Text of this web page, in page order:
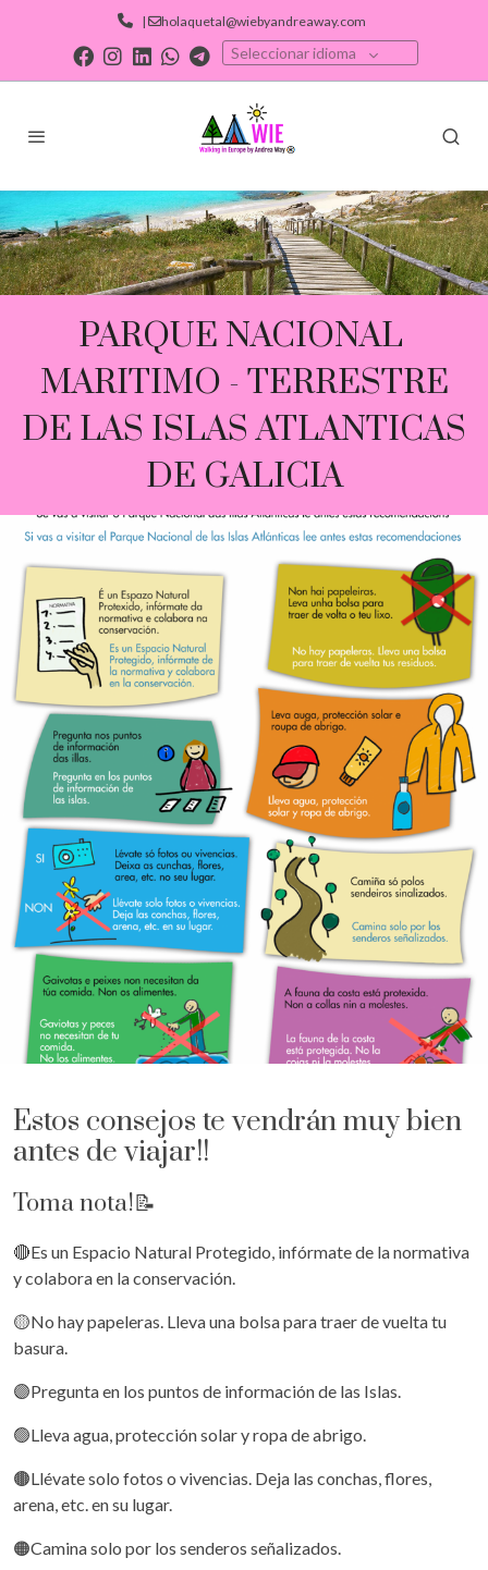
| holaquetal@wiebyandreaway.com
Seleccionar idioma
PARQUE NACIONAL
MARITIMO - TERRESTRE
DE LAS ISLAS ATLANTICAS
DE GALICIA
Estos consejos te vendrán muy bien
antes de viajar!!
Toma nota!📝
🔴Es un Espacio Natural Protegido, infórmate de la normativa
y colabora en la conservación.
🟡No hay papeleras. Lleva una bolsa para traer de vuelta tu
basura.
🟣Pregunta en los puntos de información de las Islas.
🟢Lleva agua, protección solar y ropa de abrigo.
🟤Llévate solo fotos o vivencias. Deja las conchas, flores,
arena, etc. en su lugar.
🟠Camina solo por los senderos señalizados.